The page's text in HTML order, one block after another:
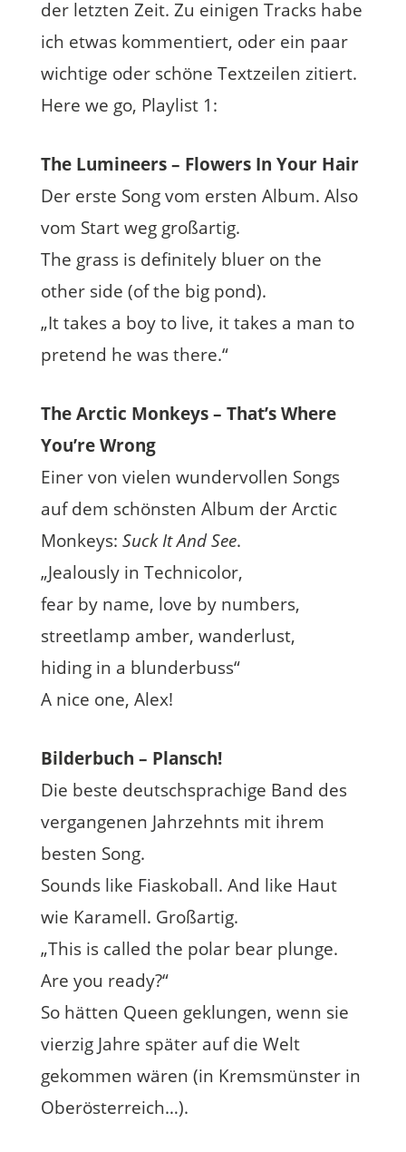
der letzten Zeit. Zu einigen Tracks habe
ich etwas kommentiert, oder ein paar
wichtige oder schöne Textzeilen zitiert.
Here we go, Playlist 1:
The Lumineers – Flowers In Your Hair
Der erste Song vom ersten Album. Also
vom Start weg großartig.
The grass is definitely bluer on the
other side (of the big pond).
„It takes a boy to live, it takes a man to
pretend he was there.“
The Arctic Monkeys – That’s Where
You’re Wrong
Einer von vielen wundervollen Songs
auf dem schönsten Album der Arctic
Monkeys: Suck It And See.
„Jealously in Technicolor,
fear by name, love by numbers,
streetlamp amber, wanderlust,
hiding in a blunderbuss“
A nice one, Alex!
Bilderbuch – Plansch!
Die beste deutschsprachige Band des
vergangenen Jahrzehnts mit ihrem
besten Song.
Sounds like Fiaskoball. And like Haut
wie Karamell. Großartig.
„This is called the polar bear plunge.
Are you ready?“
So hätten Queen geklungen, wenn sie
vierzig Jahre später auf die Welt
gekommen wären (in Kremsmünster in
Oberösterreich…).